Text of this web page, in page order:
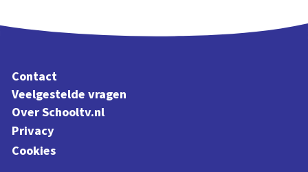
Contact
Veelgestelde vragen
Over Schooltv.nl
Privacy
Cookies